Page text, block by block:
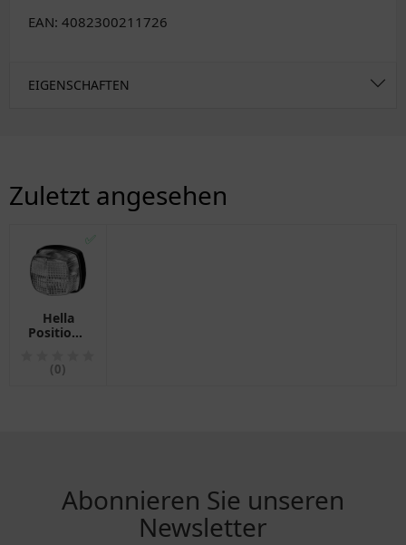
EAN: 4082300211726
EIGENSCHAFTEN
Zuletzt angesehen
✅
Hella
Positionsleuchte
Parkleuchte
für
(0)
Abonnieren Sie unseren
Newsletter